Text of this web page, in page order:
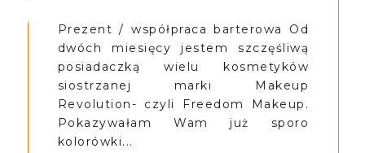
Prezent / współpraca barterowa Od
dwóch miesięcy jestem szczęśliwą
posiadaczką wielu kosmetyków
siostrzanej marki Makeup
Revolution- czyli Freedom Makeup.
Pokazywałam Wam już sporo
kolorówki...